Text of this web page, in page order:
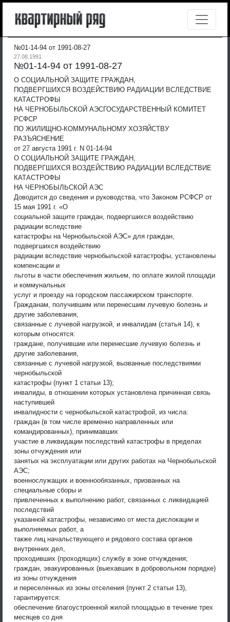
№01-14-94 от 1991-08-27
27.08.1991
№01-14-94 от 1991-08-27
О СОЦИАЛЬНОЙ ЗАЩИТЕ ГРАЖДАН,
ПОДВЕРГШИХСЯ ВОЗДЕЙСТВИЮ РАДИАЦИИ ВСЛЕДСТВИЕ
КАТАСТРОФЫ
НА ЧЕРНОБЫЛЬСКОЙ АЭСГОСУДАРСТВЕННЫЙ КОМИТЕТ
РСФСР
ПО ЖИЛИЩНО-КОММУНАЛЬНОМУ ХОЗЯЙСТВУ
РАЗЪЯСНЕНИЕ
от 27 августа 1991 г. N 01-14-94
О СОЦИАЛЬНОЙ ЗАЩИТЕ ГРАЖДАН,
ПОДВЕРГШИХСЯ ВОЗДЕЙСТВИЮ РАДИАЦИИ ВСЛЕДСТВИЕ
КАТАСТРОФЫ
НА ЧЕРНОБЫЛЬСКОЙ АЭС
Доводится до сведения и руководства, что Законом РСФСР от
15 мая 1991 г. «О
социальной защите граждан, подвергшихся воздействию
радиации вследствие
катастрофы на Чернобыльской АЭС» для граждан,
подвергшихся воздействию
радиации вследствие чернобыльской катастрофы, установлены
компенсации и
льготы в части обеспечения жильем, по оплате жилой площади
и коммунальных
услуг и проезду на городском пассажирском транспорте.
Гражданам, получившим или перенесшим лучевую болезнь и
другие заболевания,
связанные с лучевой нагрузкой, и инвалидам (статья 14), к
которым относятся:
граждане, получившие или перенесшие лучевую болезнь и
другие заболевания,
связанные с лучевой нагрузкой, вызванные последствиями
чернобыльской
катастрофы (пункт 1 статьи 13);
инвалиды, в отношении которых установлена причинная связь
наступившей
инвалидности с чернобыльской катастрофой, из числа:
граждан (в том числе временно направленных или
командированных), принимавших
участие в ликвидации последствий катастрофы в пределах
зоны отчуждения или
занятых на эксплуатации или других работах на Чернобыльской
АЭС;
военнослужащих и военнообязанных, призванных на
специальные сборы и
привлеченных к выполнению работ, связанных с ликвидацией
последствий
указанной катастрофы, независимо от места дислокации и
выполняемых работ, а
также лиц начальствующего и рядового состава органов
внутренних дел,
проходивших (проходящих) службу в зоне отчуждения;
граждан, эвакуированных (выехавших в добровольном порядке)
из зоны отчуждения
и переселенных из зоны отселения (пункт 2 статьи 13),
гарантируется:
обеспечение благоустроенной жилой площадью в течение трех
месяцев со дня